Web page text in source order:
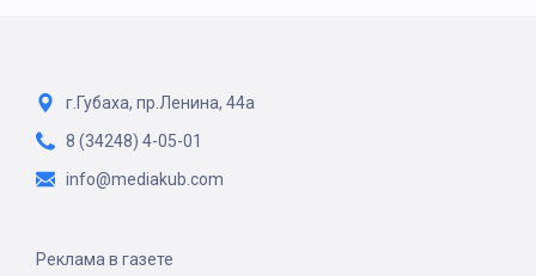
г.Губаха, пр.Ленина, 44а
8 (34248) 4-05-01
info@mediakub.com
Реклама в газете